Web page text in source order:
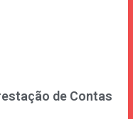
de Contas